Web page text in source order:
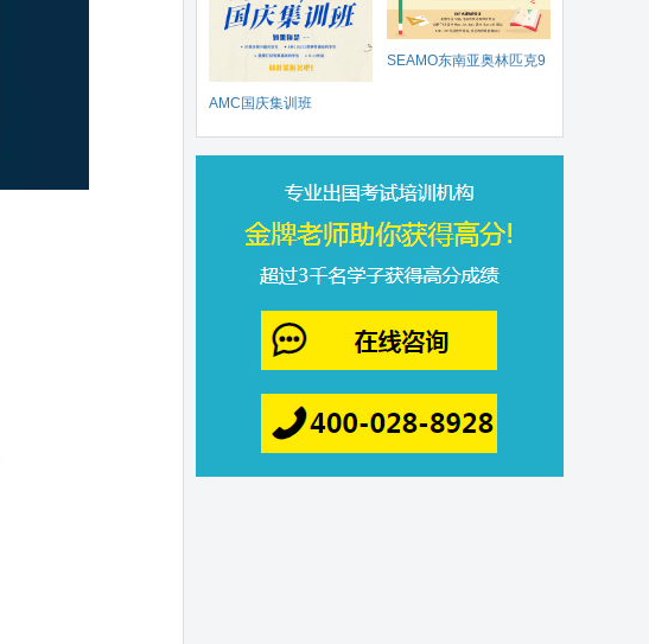
AMC国庆集训班
SEAMO东南亚奥林匹克9